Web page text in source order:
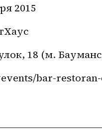
2015
18 (м.
bar-